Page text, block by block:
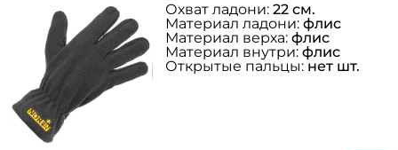
Охват ладони: 22 см.
Материал ладони: флис
Материал верха: флис
Материал внутри: флис
Открытые пальцы: нет шт.